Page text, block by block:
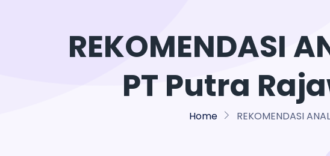
REKOMENDASI
PT Putra
Home REKOMENDASI